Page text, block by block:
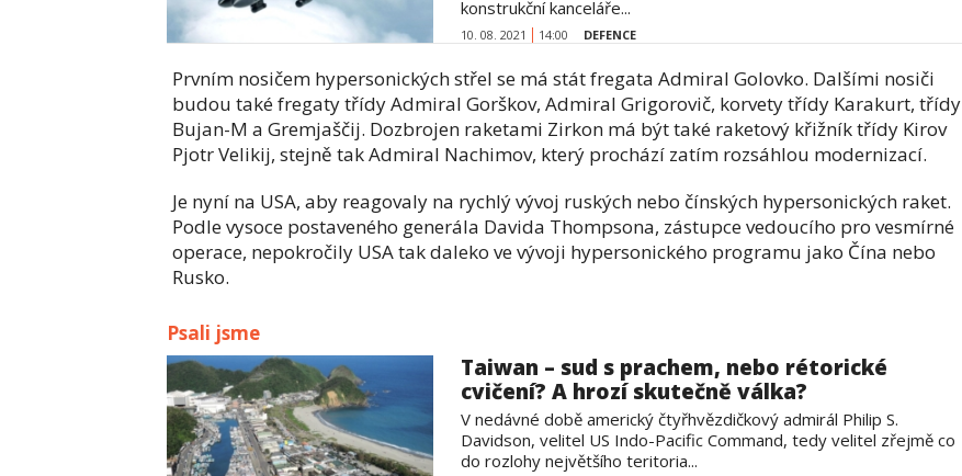
konstrukční kanceláře...
10. 08. 2021 14:00 DEFENCE
Prvním nosičem hypersonických střel se má stát fregata Admiral Golovko. Dalšími nosiči
budou také fregaty třídy Admiral Gorškov, Admiral Grigorovič, korvety třídy Karakurt, třídy
Bujan-M a Gremjaščij. Dozbrojen raketami Zirkon má být také raketový křižník třídy Kirov
Pjotr Velikij, stejně tak Admiral Nachimov, který prochází zatím rozsáhlou modernizací.
Je nyní na USA, aby reagovaly na rychlý vývoj ruských nebo čínských hypersonických raket.
Podle vysoce postaveného generála Davida Thompsona, zástupce vedoucího pro vesmírné
operace, nepokročily USA tak daleko ve vývoji hypersonického programu jako Čína nebo
Rusko.
Psali jsme
Taiwan – sud s prachem, nebo rétorické
cvičení? A hrozí skutečně válka?
V nedávné době americký čtyřhvězdičkový admirál Philip S.
Davidson, velitel US Indo-Pacific Command, tedy velitel zřejmě co
do rozlohy největšího teritoria...